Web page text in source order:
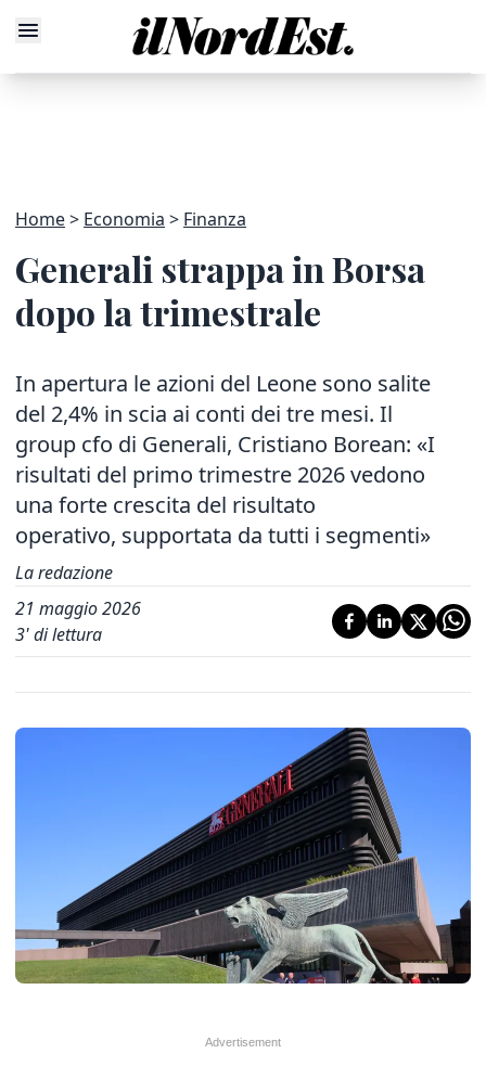
Home Economia Finanza
Generali strappa in Borsa
dopo la trimestrale
In apertura le azioni del Leone sono salite
del 2,4% in scia ai conti dei tre mesi. Il
group cfo di Generali, Cristiano Borean: «I
risultati del primo trimestre 2026 vedono
una forte crescita del risultato
operativo, supportata da tutti i segmenti»
La redazione
21 maggio 2026
3' di lettura